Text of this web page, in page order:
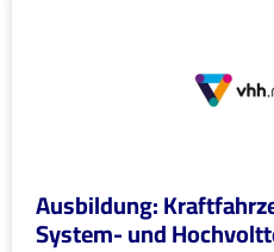
Ausbildung:
System- und